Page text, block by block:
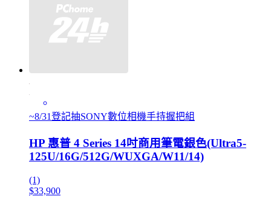
~8/31登記抽SONY數位相機手持握把組
HP 惠普 4 Series 14吋商用筆電銀色(Ultra5-
125U/16G/512G/WUXGA/W11/14)
(1)
$33,900